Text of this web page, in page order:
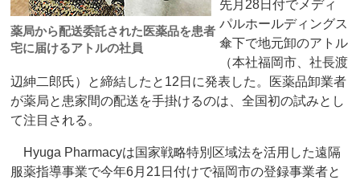
薬局から配送委託された医薬品を患者
宅に届けるアトルの社員
先月28日付でメディ
パルホールディングス
傘下で地元卸のアトル
（本社福岡市、社長渡
辺紳二郎氏）と締結したと12日に発表した。医薬品卸業者
が薬局と患家間の配送を手掛けるのは、全国初の試みとし
て注目される。
Hyuga Pharmacyは国家戦略特別区域法を活用した遠隔
服薬指導事業で今年6月21日付けで福岡市の登録事業者と